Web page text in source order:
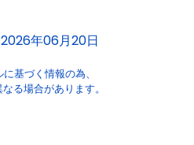
年06月20日
基づく情報の為、
る場合があります。